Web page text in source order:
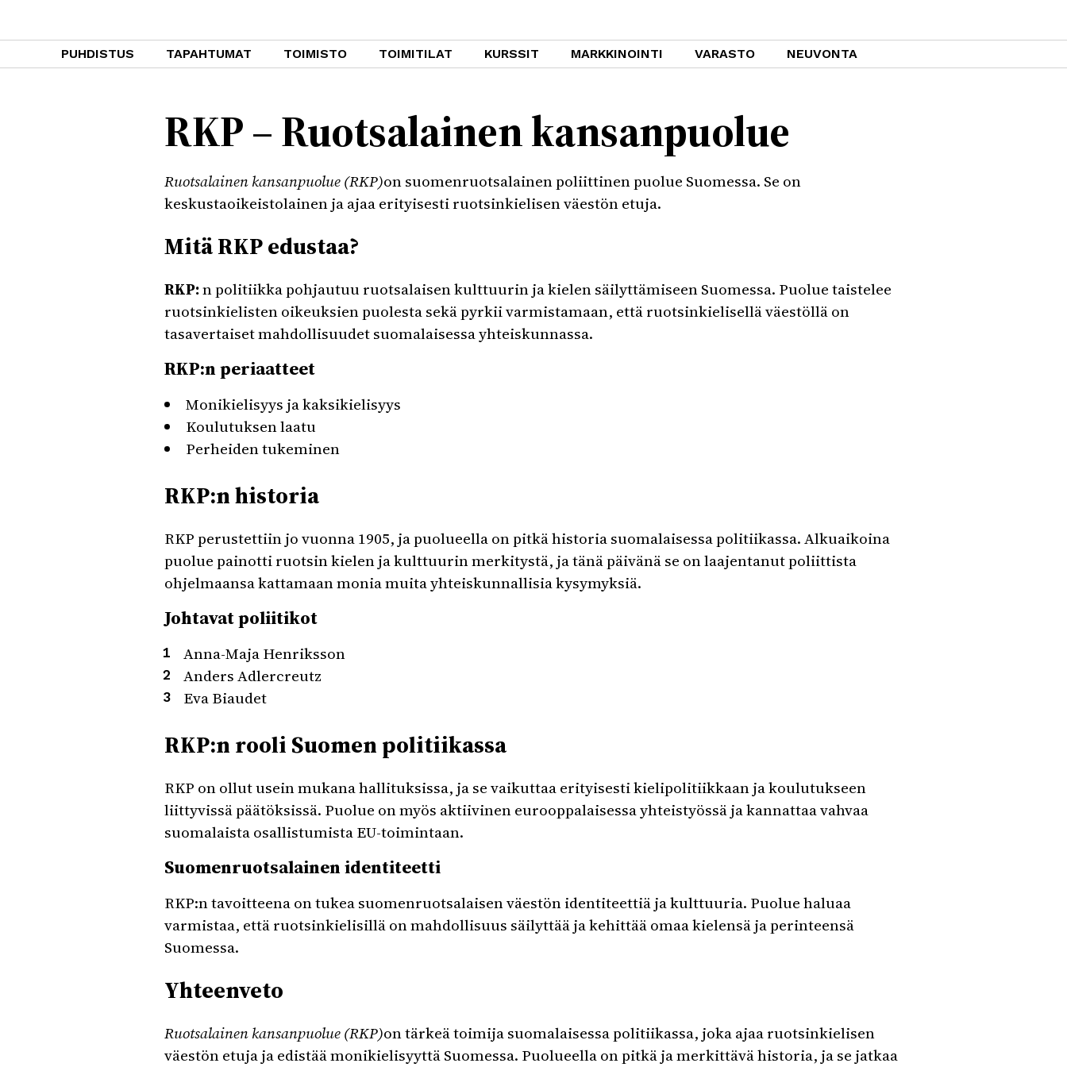
PUHDISTUS TAPAHTUMAT TOIMISTO TOIMITILAT KURSSIT MARKKINOINTI VARASTO NEUVONTA
RKP – Ruotsalainen kansanpuolue
Ruotsalainen kansanpuolue (RKP)on suomenruotsalainen poliittinen puolue Suomessa. Se on
keskustaoikeistolainen ja ajaa erityisesti ruotsinkielisen väestön etuja.
Mitä RKP edustaa?
RKP:n politiikka pohjautuu ruotsalaisen kulttuurin ja kielen säilyttämiseen Suomessa. Puolue taistelee
ruotsinkielisten oikeuksien puolesta sekä pyrkii varmistamaan, että ruotsinkielisellä väestöllä on
tasavertaiset mahdollisuudet suomalaisessa yhteiskunnassa.
RKP:n periaatteet
Monikielisyys ja kaksikielisyys
Koulutuksen laatu
Perheiden tukeminen
RKP:n historia
RKP perustettiin jo vuonna 1905, ja puolueella on pitkä historia suomalaisessa politiikassa. Alkuaikoina
puolue painotti ruotsin kielen ja kulttuurin merkitystä, ja tänä päivänä se on laajentanut poliittista
ohjelmaansa kattamaan monia muita yhteiskunnallisia kysymyksiä.
Johtavat poliitikot
Anna-Maja Henriksson
Anders Adlercreutz
Eva Biaudet
RKP:n rooli Suomen politiikassa
RKP on ollut usein mukana hallituksissa, ja se vaikuttaa erityisesti kielipolitiikkaan ja koulutukseen
liittyvissä päätöksissä. Puolue on myös aktiivinen eurooppalaisessa yhteistyössä ja kannattaa vahvaa
suomalaista osallistumista EU-toimintaan.
Suomenruotsalainen identiteetti
RKP:n tavoitteena on tukea suomenruotsalaisen väestön identiteettiä ja kulttuuria. Puolue haluaa
varmistaa, että ruotsinkielisillä on mahdollisuus säilyttää ja kehittää omaa kielensä ja perinteensä
Suomessa.
Yhteenveto
Ruotsalainen kansanpuolue (RKP)on tärkeä toimija suomalaisessa politiikassa, joka ajaa ruotsinkielisen
väestön etuja ja edistää monikielisyyttä Suomessa. Puolueella on pitkä ja merkittävä historia, ja se jatkaa